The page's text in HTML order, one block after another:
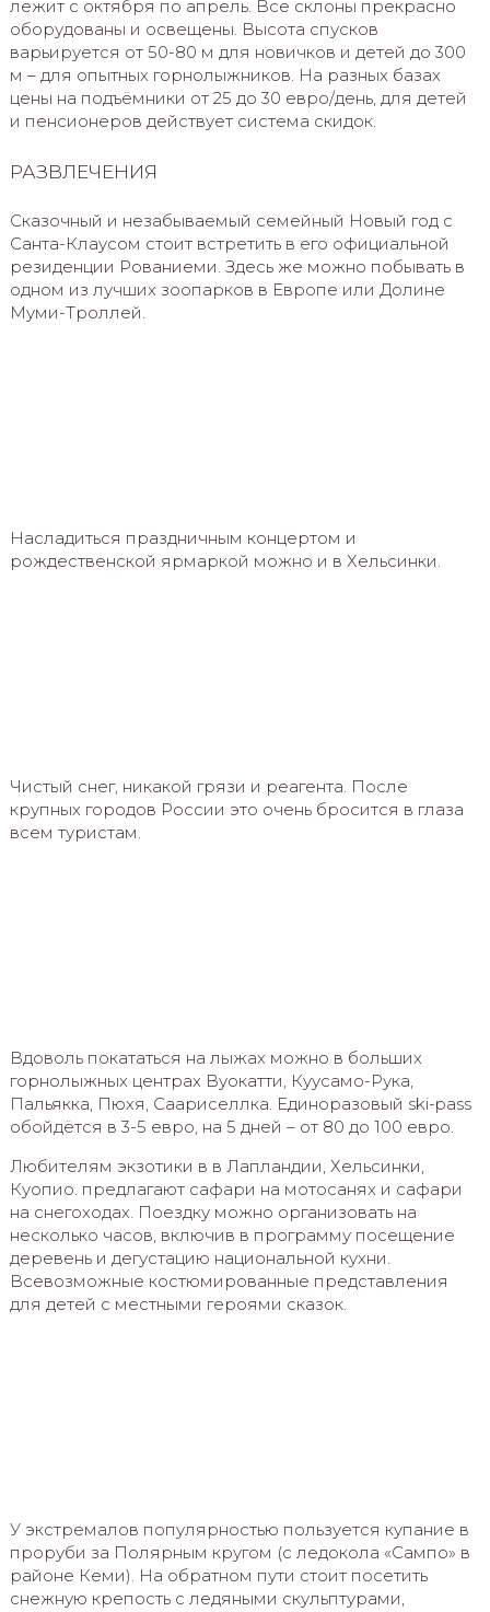
лежит с октября по апрель. Все склоны прекрасно
оборудованы и освещены. Высота спусков
варьируется от 50-80 м для новичков и детей до 300
м – для опытных горнолыжников. На разных базах
цены на подъёмники от 25 до 30 евро/день, для детей
и пенсионеров действует система скидок.
РАЗВЛЕЧЕНИЯ
Сказочный и незабываемый семейный Новый год с
Санта-Клаусом стоит встретить в его официальной
резиденции Рованиеми. Здесь же можно побывать в
одном из лучших зоопарков в Европе или Долине
Муми-Троллей.
Насладиться праздничным концертом и
рождественской ярмаркой можно и в Хельсинки.
Чистый снег, никакой грязи и реагента. После
крупных городов России это очень бросится в глаза
всем туристам.
Вдоволь покататься на лыжах можно в больших
горнолыжных центрах Вуокатти, Куусамо-Рука,
Пальякка, Пюхя, Саариселлка. Единоразовый ski-pass
обойдётся в 3-5 евро, на 5 дней – от 80 до 100 евро.
Любителям экзотики в в Лапландии, Хельсинки,
Куопио. предлагают сафари на мотосанях и сафари
на снегоходах. Поездку можно организовать на
несколько часов, включив в программу посещение
деревень и дегустацию национальной кухни.
Всевозможные костюмированные представления
для детей с местными героями сказок.
У экстремалов популярностью пользуется купание в
проруби за Полярным кругом (с ледокола «Сампо» в
районе Кеми). На обратном пути стоит посетить
снежную крепость с ледяными скульптурами,